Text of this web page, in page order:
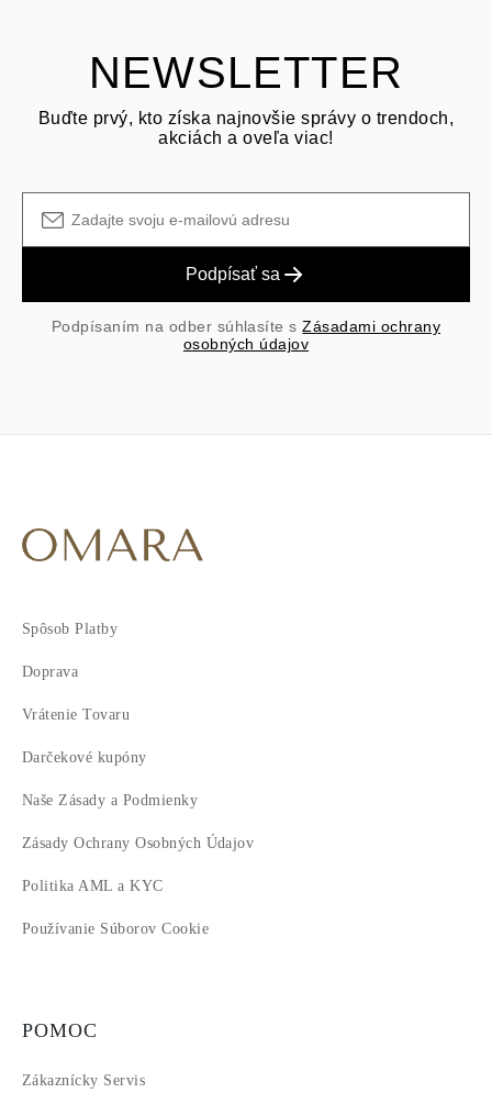
NEWSLETTER
Buďte prvý, kto získa najnovšie správy o trendoch,
akciách a oveľa viac!
Podpísať sa
Podpísaním na odber súhlasíte sZásadami ochrany
osobných údajov
Spôsob Platby
Doprava
Vrátenie Tovaru
Darčekové kupóny
Naše Zásady a Podmienky
Zásady Ochrany Osobných Údajov
Politika AML a KYC
Používanie Súborov Cookie
POMOC
Zákaznícky Servis